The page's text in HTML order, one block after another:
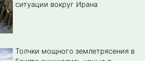
ситуации вокруг Ирана
Толчки мощного землетрясения в